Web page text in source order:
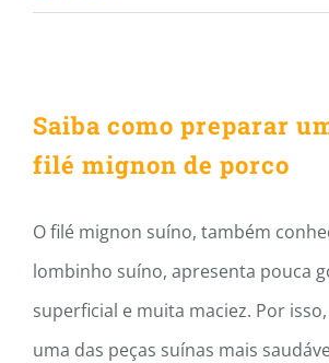
porco
Saiba como preparar
filé mignon de porco
O filé mignon suíno, também
lombinho suíno, apresenta pouca
superficial e muita maciez. Por
uma das peças suínas mais